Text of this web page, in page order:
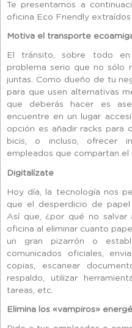
Te presentamos a
oficina Eco Friendly
Motiva el transporte
El tránsito, sobre todo
problema serio que no sólo
juntas. Como dueño de tu
para que usen alternativas
que deberás hacer es
encuentre en un lugar
opción es añadir racks para
bicis, o incluso, ofrecer
empleados que compartan el
Digitalízate
Hoy día, la tecnología nos
que el desperdicio de
Así que, ¿por qué no
oficina al eliminar cuanto
un gran pizarrón o
comunicados oficiales,
copias, escanear
respaldo, utilizar
tareas, etc.
Elimina los «vampiros»